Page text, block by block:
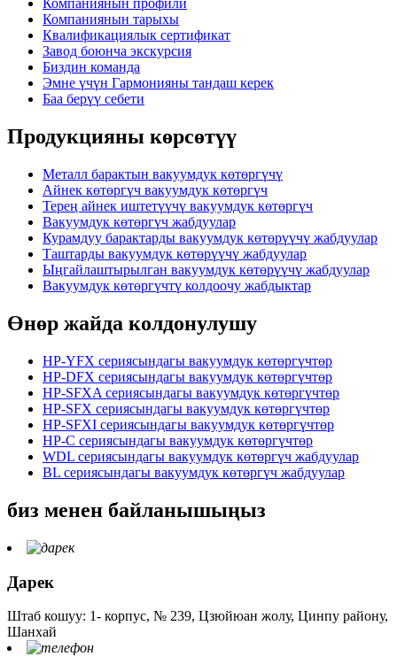
Компаниянын профили
Компаниянын тарыхы
Квалификациялык сертификат
Завод боюнча экскурсия
Биздин команда
Эмне үчүн Гармонияны тандаш керек
Баа берүү себети
Продукцияны көрсөтүү
Металл барактын вакуумдук көтөргүчү
Айнек көтөргүч вакуумдук көтөргүч
Терең айнек иштетүүчү вакуумдук көтөргүч
Вакуумдук көтөргүч жабдуулар
Курамдуу барактарды вакуумдук көтөрүүчү жабдуулар
Таштарды вакуумдук көтөрүүчү жабдуулар
Ыңгайлаштырылган вакуумдук көтөрүүчү жабдуулар
Вакуумдук көтөргүчтү колдоочу жабдыктар
Өнөр жайда колдонулушу
HP-YFX сериясындагы вакуумдук көтөргүчтөр
HP-DFX сериясындагы вакуумдук көтөргүчтөр
HP-SFXA сериясындагы вакуумдук көтөргүчтөр
HP-SFX сериясындагы вакуумдук көтөргүчтөр
HP-SFXI сериясындагы вакуумдук көтөргүчтөр
HP-C сериясындагы вакуумдук көтөргүчтөр
WDL сериясындагы вакуумдук көтөргүч жабдуулар
BL сериясындагы вакуумдук көтөргүч жабдуулар
биз менен байланышыңыз
Дарек
Штаб кошуу: 1- корпус, № 239, Цзюйюан жолу, Цинпу району,
Шанхай